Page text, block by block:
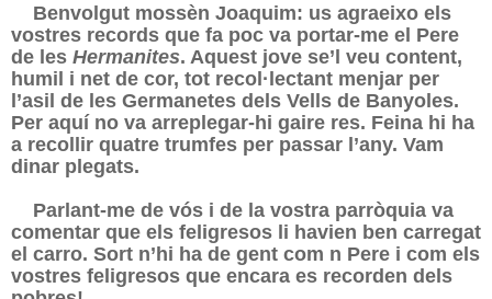
Benvolgut mossèn Joaquim: us agraeixo els
vostres records que fa poc va portar-me el Pere
de les Hermanites. Aquest jove se’l veu content,
humil i net de cor, tot recol·lectant menjar per
l’asil de les Germanetes dels Vells de Banyoles.
Per aquí no va arreplegar-hi gaire res. Feina hi ha
a recollir quatre trumfes per passar l’any. Vam
dinar plegats.
Parlant-me de vós i de la vostra parròquia va
comentar que els feligresos li havien ben carregat
el carro. Sort n’hi ha de gent com n Pere i com els
vostres feligresos que encara es recorden dels